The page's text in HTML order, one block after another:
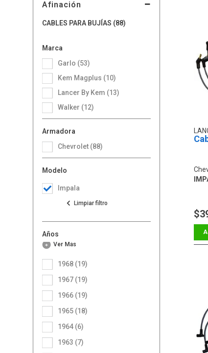
Afinación
CABLES PARA BUJÍAS (88)
Marca
Garlo (53)
Kem Magplus (10)
Lancer By Kem (13)
Walker (12)
Armadora
Chevrolet (88)
Modelo
Impala
Años
1963 (7)
1964 (6)
1965 (18)
1966 (19)
1967 (19)
1968 (19)
Ver Más